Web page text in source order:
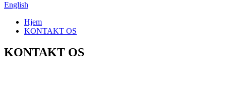
English
Hjem
KONTAKT OS
KONTAKT OS